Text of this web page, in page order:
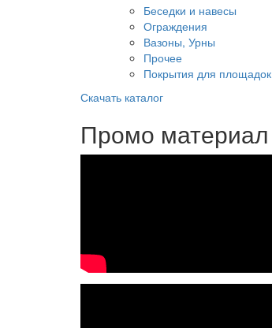
Беседки и навесы
Ограждения
Вазоны, Урны
Прочее
Покрытия для площадок
Скачать каталог
Промо материал